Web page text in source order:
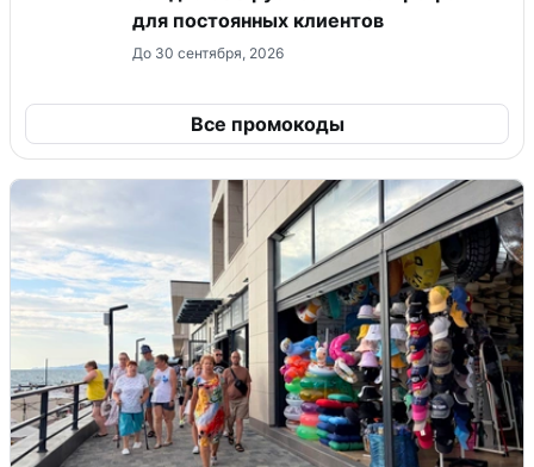
для постоянных клиентов
До 30 сентября, 2026
Все промокоды